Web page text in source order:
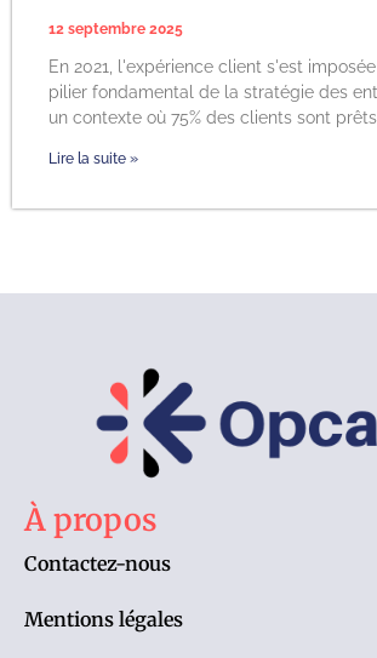
12 septembre 2025
En 2021, l'expérience client s'est
pilier fondamental de la stratégie des
un contexte où 75% des clients sont
Lire la suite »
À propos
Contactez-nous
Mentions légales